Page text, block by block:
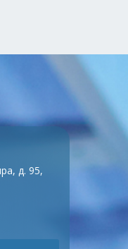
д. 95,